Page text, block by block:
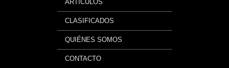
ARTÍCULOS
CLASIFICADOS
QUIÉNES SOMOS
CONTACTO